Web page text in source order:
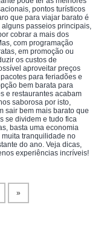
pontos turísticos
que para viajar barato é
passeios principais,
cobrar a mais dos
com programação
em promoção ou
os custos de
aproveitar preços
para feriadões e
bem barata para
e restaurantes acabam
saborosa por isto,
sair bem mais barato que
se dividem e tudo fica
basta uma economia
tranquilidade no
do ano. Veja dicas,
experiências incríveis!
»